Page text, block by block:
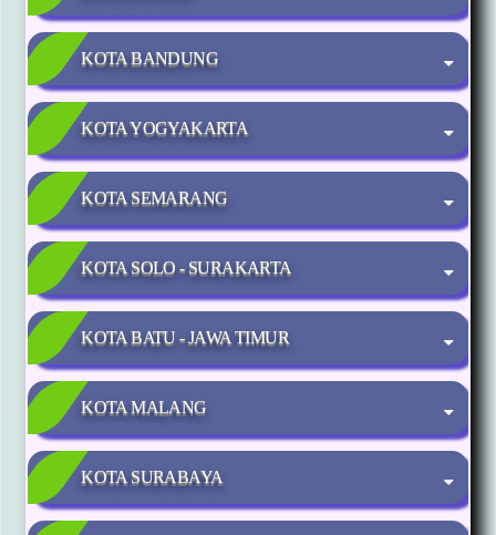
KOTA BANDUNG
KOTA YOGYAKARTA
KOTA SEMARANG
KOTA SOLO - SURAKARTA
KOTA BATU - JAWA TIMUR
KOTA MALANG
KOTA SURABAYA